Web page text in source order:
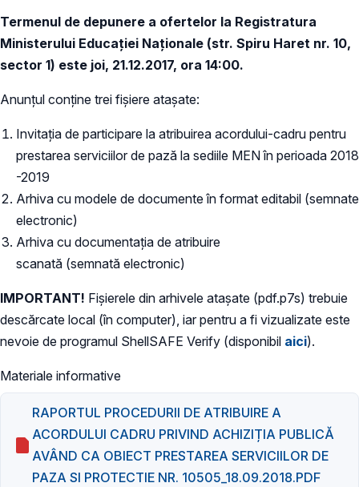
Termenul de depunere a ofertelor la Registratura
Ministerului Educației Naționale (str. Spiru Haret nr. 10,
sector 1) este joi, 21.12.2017, ora 14:00.
Anunțul conține trei fișiere atașate:
Invitația de participare la atribuirea acordului-cadru pentru
prestarea serviciilor de pază la sediile MEN în perioada 2018
-2019
Arhiva cu modele de documente în format editabil (semnate
electronic)
Arhiva cu documentația de atribuire
scanată (semnată electronic)
IMPORTANT! Fișierele din arhivele atașate (pdf.p7s) trebuie
descărcate local (în computer), iar pentru a fi vizualizate este
nevoie de programul ShellSAFE Verify (disponibil aici).
Materiale informative
RAPORTUL PROCEDURII DE ATRIBUIRE A
ACORDULUI CADRU PRIVIND ACHIZIȚIA PUBLICĂ
AVÂND CA OBIECT PRESTAREA SERVICIILOR DE
PAZA SI PROTECTIE NR. 10505_18.09.2018.PDF